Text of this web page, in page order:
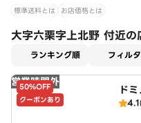
標準送料とは お店価格とは
大字六栗字上北野 付近の
ランキング順 フィル
営業時間外
50%OFF
クーポンあり
ド
o's4.1